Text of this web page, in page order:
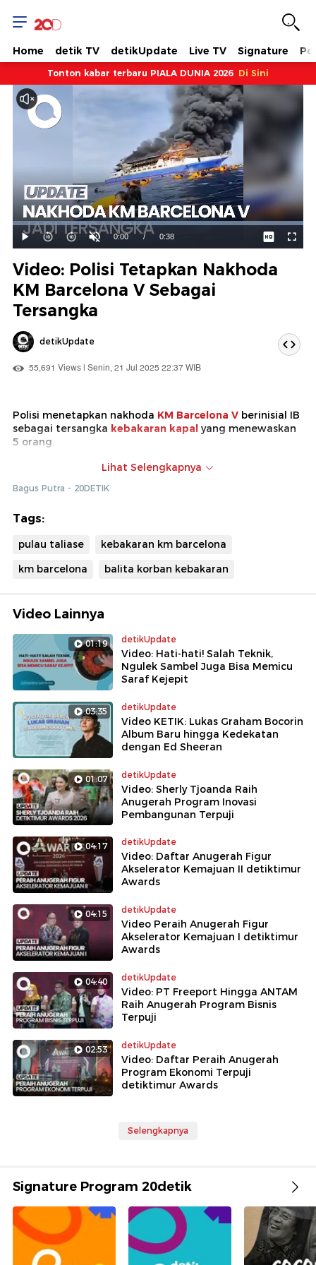
Home detik TV detikUpdate Live TV Signature
Tonton kabar terbaru PIALA DUNIA 2026 Di Sini
Mainkan
Suara
Hidup
Waktu
0:00 / Durasi
0:38
Dimuat:
100.00%
Video: Polisi Tetapkan Nakhoda
KM Barcelona V Sebagai
Tersangka
detikUpdate
55,691 Views | Senin, 21 Jul 2025 22:37 WIB
Polisi menetapkan nakhoda KM Barcelona V berinisial IB
sebagai tersangka kebakaran kapal yang menewaskan
5 orang.
Penetapan tersangka dilakukan atas dugaan awal,
dan dugaan tak berjalannya SOP kedaruratan kapal.
Lihat Selengkapnya
Bagus Putra - 20DETIK
Tags:
pulau taliase
kebakaran km barcelona
km barcelona
balita korban kebakaran
Video Lainnya
01:19 detikUpdate
Video: Hati-hati! Salah Teknik,
Ngulek Sambel Juga Bisa Memicu
Saraf Kejepit
03:35 detikUpdate
Video KETIK: Lukas Graham Bocorin
Album Baru hingga Kedekatan
dengan Ed Sheeran
01:07 detikUpdate
Video: Sherly Tjoanda Raih
Anugerah Program Inovasi
Pembangunan Terpuji
04:17 detikUpdate
Video: Daftar Anugerah Figur
Akselerator Kemajuan II detiktimur
Awards
04:15 detikUpdate
Video Peraih Anugerah Figur
Akselerator Kemajuan I detiktimur
Awards
04:40 detikUpdate
Video: PT Freeport Hingga ANTAM
Raih Anugerah Program Bisnis
Terpuji
02:53 detikUpdate
Video: Daftar Peraih Anugerah
Program Ekonomi Terpuji
detiktimur Awards
Selengkapnya
Signature Program 20detik